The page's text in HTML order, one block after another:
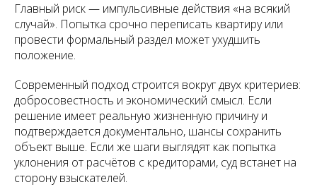
Главный риск — импульсивные действия «на всякий
случай». Попытка срочно переписать квартиру или
провести формальный раздел может ухудшить
положение.
Современный подход строится вокруг двух критериев:
добросовестность и экономический смысл. Если
решение имеет реальную жизненную причину и
подтверждается документально, шансы сохранить
объект выше. Если же шаги выглядят как попытка
уклонения от расчётов с кредиторами, суд встанет на
сторону взыскателей.